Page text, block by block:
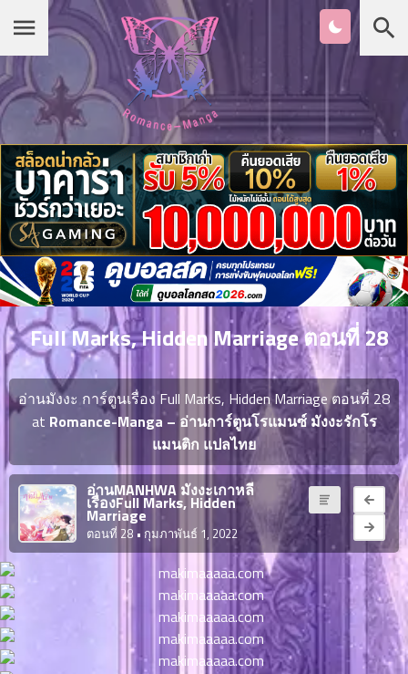
หน้าแรก
หมวดมังงะ
เกาหลี
รายชื่อมังงะ Romance
จีน
ญี่ปุ่น
จบแล้ว
มังงะ NTR
Full Marks, Hidden Marriage ตอนที่ 28
อ่านมังงะ การ์ตูนเรื่อง Full Marks, Hidden Marriage ตอนที่ 28
at Romance-Manga – อ่านการ์ตูนโรแมนซ์ มังงะรักโร
แมนติก แปลไทย
อ่านMANHWA มังงะเกาหลี
เรื่องFull Marks, Hidden
Marriage
ตอนที่ 28 • กุมภาพันธ์ 1, 2022
Chapter
List
1
ตอน
น
2
ตอน
ที่
น
3
ตอน
ที่
ม
4
ตอน
ม
5
ตอน
น
6
ตอน
ที่
น
7
ตอน
ที่
น
8
ตอน